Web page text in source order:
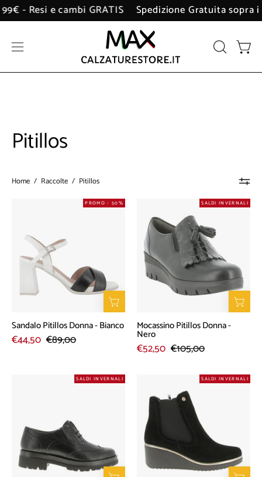
Salta
al
- Resi e cambi GRATIS Spedizione Gratuita
Apri
menu
APRI
Apri
Pitillos
Home / Raccolte / Pitillos
Sandalo
Bianco
PROMO - 50%
Sandalo Pitillos Donna - Bianco
€44,50 €89,00
Mocassino
Pitillos
Donna
-
Nero
SALDI INVERNALI
Mocassino Pitillos Donna -
Nero
€52,50 €105,00
Stringata
-
Nero
SALDI INVERNALI
Stivaletto
Donna
Nero
SALDI INVERNALI